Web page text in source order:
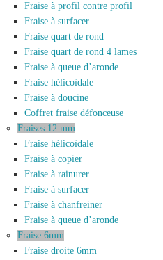
Fraise à profil contre profil
Fraise à surfacer
Fraise quart de rond
Fraise quart de rond 4 lames
Fraise à queue d’aronde
Fraise hélicoïdale
Fraise à doucine
Coffret fraise défonceuse
Fraises 12 mm
Fraise hélicoïdale
Fraise à copier
Fraise à rainurer
Fraise à surfacer
Fraise à chanfreiner
Fraise à queue d’aronde
Fraise 6mm
Fraise droite 6mm